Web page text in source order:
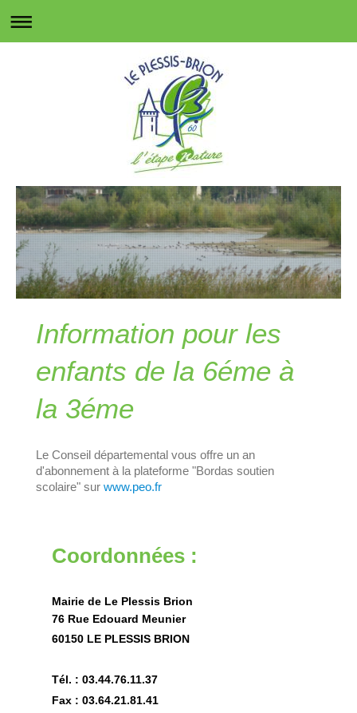
Information pour les
enfants de la 6éme à
la 3éme
Le Conseil départemental vous offre un an
d'abonnement à la plateforme "Bordas soutien
scolaire" sur www.peo.fr
Coordonnées :
Mairie de Le Plessis Brion
76 Rue Edouard Meunier
60150 LE PLESSIS BRION
Tél. : 03.44.76.11.37
Fax : 03.64.21.81.41